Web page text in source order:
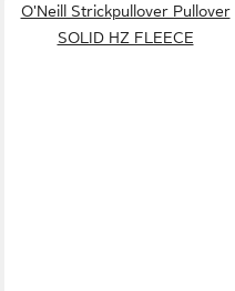
O'Neill Strickpullover Pullover
SOLID HZ FLEECE